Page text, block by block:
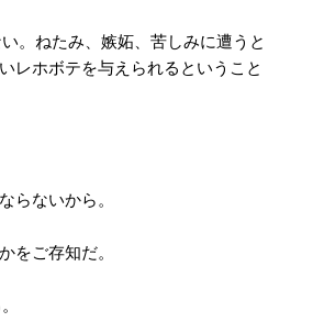
。ねたみ、嫉妬、苦しみに遭うと
レホボテを与えられるということ
らないから。
をご存知だ。